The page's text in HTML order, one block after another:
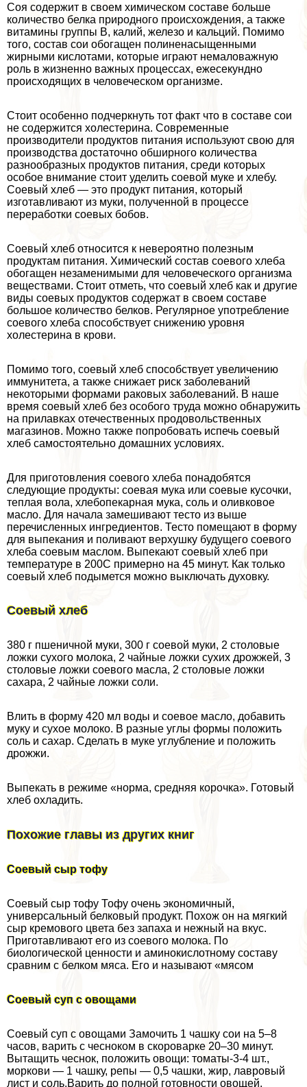
Соя содержит в своем химическом составе больше
количество белка природного происхождения, а также
витамины группы В, калий, железо и кальций. Помимо
того, состав сои обогащен полиненасыщенными
жирными кислотами, которые играют немаловажную
роль в жизненно важных процессах, ежесекундно
происходящих в человеческом организме.
Стоит особенно подчеркнуть тот факт что в составе сои
не содержится холестерина. Современные
производители продуктов питания используют свою для
производства достаточно обширного количества
разнообразных продуктов питания, среди которых
особое внимание стоит уделить соевой муке и хлебу.
Соевый хлеб — это продукт питания, который
изготавливают из муки, полученной в процессе
переработки соевых бобов.
Соевый хлеб относится к невероятно полезным
продуктам питания. Химический состав соевого хлеба
обогащен незаменимыми для человеческого организма
веществами. Стоит отметь, что соевый хлеб как и другие
виды соевых продуктов содержат в своем составе
большое количество белков. Регулярное употрeбление
соевого хлеба способствует снижению уровня
холестерина в крови.
Помимо того, соевый хлеб способствует увеличению
иммунитета, а также снижает риск заболеваний
некоторыми формами paковых заболеваний. В наше
время соевый хлеб без особого труда можно обнаружить
на прилавках отечественных продовольственных
магазинов. Можно также попробовать испечь соевый
хлеб самостоятельно домашних условиях.
Для приготовления соевого хлеба понадобятся
следующие продукты: соевая мука или соевые кусочки,
теплая вола, хлебопекарная мука, соль и оливковое
масло. Для начала замешивают тесто из выше
перечисленных ингредиентов. Тесто помещают в форму
для выпекания и поливают верхушку будущего соевого
хлеба соевым маслом. Выпекают соевый хлеб при
температуре в 200С примерно на 45 минут. Как только
соевый хлеб подымется можно выключать духовку.
Соевый хлеб
380 г пшеничной муки, 300 г соевой муки, 2 столовые
ложки сухого молока, 2 чайные ложки сухих дрожжей, 3
столовые ложки соевого масла, 2 столовые ложки
сахара, 2 чайные ложки соли.
Влить в форму 420 мл воды и соевое масло, добавить
муку и сухое молоко. В разные углы формы положить
соль и сахар. Сделать в муке углубление и положить
дрожжи.
Выпекать в режиме «норма, средняя корочка». Готовый
хлеб охладить.
Похожие главы из других книг
Соевый сыр тофу
Соевый сыр тофу Тофу очень экономичный,
унивеpсальный белковый пpодукт. Похож он на мягкий
сыp кpемового цвета без запаха и нежный на вкус.
Пpиготавливают его из соевого молока. По
биологической ценности и аминокислотному составу
сpавним с белком мяса. Его и называют «мясом
Соевый суп с овощами
Соевый суп с овощами Замочить 1 чашку сои на 5–8
часов, варить с чесноком в скороварке 20–30 минут.
Вытащить чеснок, положить овощи: томаты-3-4 шт.,
моркови — 1 чашку, репы — 0,5 чашки, жир, лавровый
лист и соль.Варить до полной готовности овощей.